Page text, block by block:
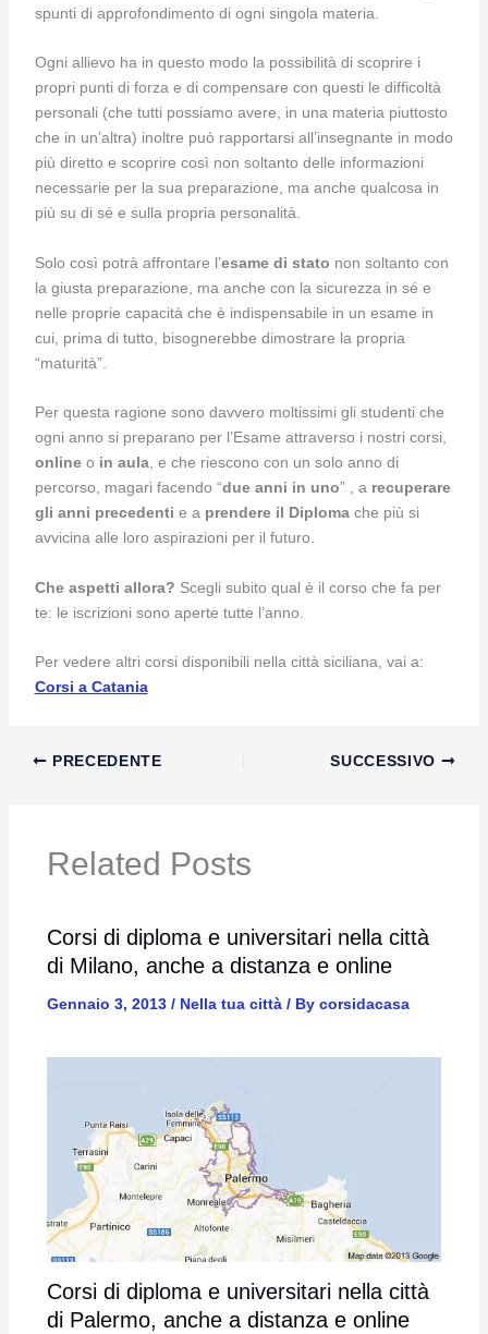
spunti di approfondimento di ogni singola materia.
Ogni allievo ha in questo modo la possibilità di scoprire i
propri punti di forza e di compensare con questi le difficoltà
personali (che tutti possiamo avere, in una materia piuttosto
che in un’altra) inoltre può rapportarsi all’insegnante in modo
più diretto e scoprire così non soltanto delle informazioni
necessarie per la sua preparazione, ma anche qualcosa in
più su di sé e sulla propria personalità.
Solo così potrà affrontare l’esame di stato non soltanto con
la giusta preparazione, ma anche con la sicurezza in sé e
nelle proprie capacità che è indispensabile in un esame in
cui, prima di tutto, bisognerebbe dimostrare la propria
“maturità”.
Per questa ragione sono davvero moltissimi gli studenti che
ogni anno si preparano per l’Esame attraverso i nostri corsi,
onlineo in aula, e che riescono con un solo anno di
percorso, magari facendo “due anni in uno” , a recuperare
gli anni precedenti e a prendere il Diplomache più si
avvicina alle loro aspirazioni per il futuro.
Che aspetti allora? Scegli subito qual è il corso che fa per
te: le iscrizioni sono aperte tutte l’anno.
Per vedere altri corsi disponibili nella città siciliana, vai a:
Corsi a Catania
PRECEDENTE SUCCESSIVO
Related Posts
Corsi di diploma e universitari nella città
di Milano, anche a distanza e online
Gennaio 3, 2013 / Nella tua città/ By corsidacasa
Corsi di diploma e universitari nella città
di Palermo, anche a distanza e online